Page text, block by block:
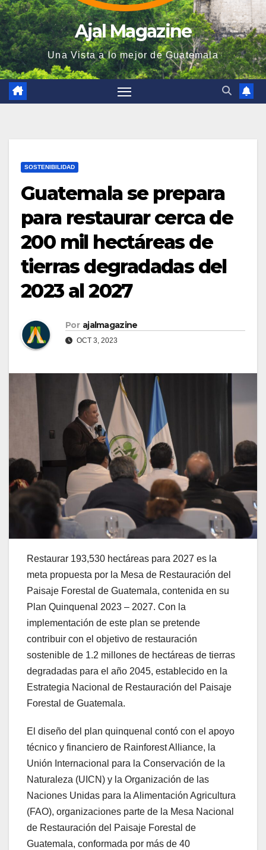
Ajal Magazine
Una Vista a lo mejor de Guatemala
SOSTENIBILIDAD
Guatemala se prepara
para restaurar cerca de
200 mil hectáreas de
tierras degradadas del
2023 al 2027
Por ajalmagazine
OCT 3, 2023
Restaurar 193,530 hectáreas para 2027 es la
meta propuesta por la Mesa de Restauración del
Paisaje Forestal de Guatemala, contenida en su
Plan Quinquenal 2023 – 2027. Con la
implementación de este plan se pretende
contribuir con el objetivo de restauración
sostenible de 1.2 millones de hectáreas de tierras
degradadas para el año 2045, establecido en la
Estrategia Nacional de Restauración del Paisaje
Forestal de Guatemala.
El diseño del plan quinquenal contó con el apoyo
técnico y financiero de Rainforest Alliance, la
Unión Internacional para la Conservación de la
Naturaleza (UICN) y la Organización de las
Naciones Unidas para la Alimentación Agricultura
(FAO), organizaciones parte de la Mesa Nacional
de Restauración del Paisaje Forestal de
Guatemala, conformada por más de 40